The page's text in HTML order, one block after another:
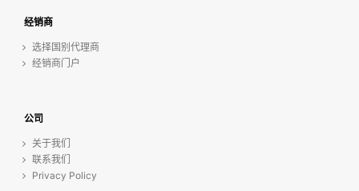
经销商
选择国别代理商
经销商门户
公司
关于我们
联系我们
Privacy Policy